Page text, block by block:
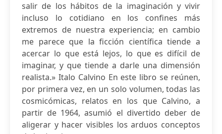
salir de los hábitos de la imaginación y vivir
incluso lo cotidiano en los confines más
extremos de nuestra experiencia; en cambio
me parece que la ficción científica tiende a
acercar lo que está lejos, lo que es difícil de
imaginar, y que tiende a darle una dimensión
realista.» Italo Calvino En este libro se reúnen,
por primera vez, en un solo volumen, todas las
cosmicómicas, relatos en los que Calvino, a
partir de 1964, asumió el divertido deber de
aligerar y hacer visibles los arduos conceptos